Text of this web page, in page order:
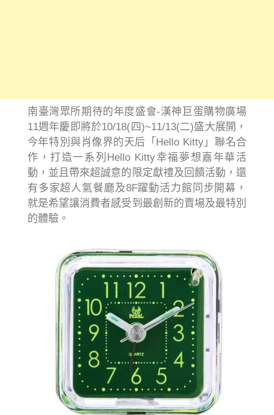
南臺灣眾所期待的年度盛會-漢神巨蛋購物廣場
11週年慶即將於10/18(四)~11/13(二)盛大展開，
今年特別與肖像界的天后「Hello Kitty」聯名合
作，打造一系列Hello Kitty幸福夢想嘉年華活
動，並且帶來超誠意的限定獻禮及回饋活動，還
有多家超人氣餐廳及8F躍動活力館同步開幕，
就是希望讓消費者感受到最創新的賣場及最特別
的體驗。